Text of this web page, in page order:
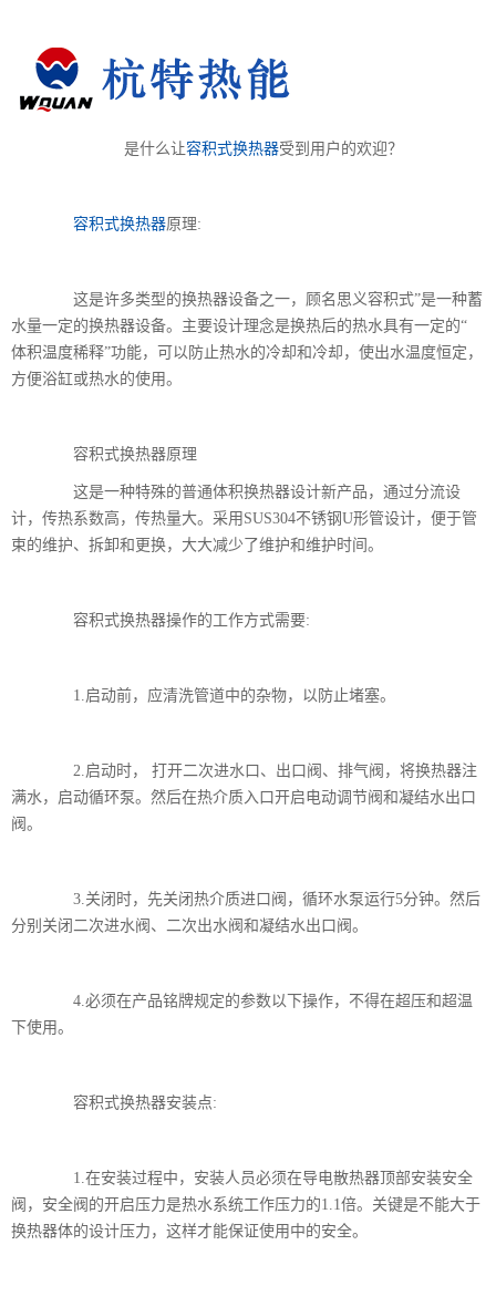
是什么让容积式换热器受到用户的欢迎？
容积式换热器原理:
这是许多类型的换热器设备之一，顾名思义容积式”是一种蓄
水量一定的换热器设备。主要设计理念是换热后的热水具有一定的“
体积温度稀释”功能，可以防止热水的冷却和冷却，使出水温度恒定，
方便浴缸或热水的使用。
容积式换热器原理
这是一种特殊的普通体积换热器设计新产品，通过分流设
计，传热系数高，传热量大。采用SUS304不锈钢U形管设计，便于管
束的维护、拆卸和更换，大大减少了维护和维护时间。
容积式换热器操作的工作方式需要:
1.启动前，应清洗管道中的杂物，以防止堵塞。
2.启动时， 打开二次进水口、出口阀、排气阀，将换热器注
满水，启动循环泵。然后在热介质入口开启电动调节阀和凝结水出口
阀。
3.关闭时，先关闭热介质进口阀，循环水泵运行5分钟。然后
分别关闭二次进水阀、二次出水阀和凝结水出口阀。
4.必须在产品铭牌规定的参数以下操作，不得在超压和超温
下使用。
容积式换热器安装点:
1.在安装过程中，安装人员必须在导电散热器顶部安装安全
阀，安全阀的开启压力是热水系统工作压力的1.1倍。关键是不能大于
换热器体的设计压力，这样才能保证使用中的安全。